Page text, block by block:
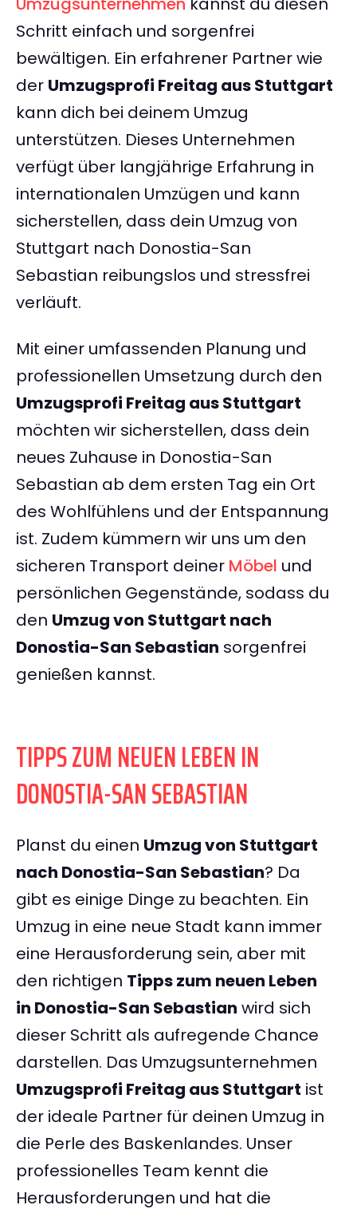
Schritt einfach und sorgenfrei
bewältigen. Ein erfahrener Partner wie
der Umzugsprofi Freitag aus Stuttgart
kann dich bei deinem Umzug
unterstützen. Dieses Unternehmen
verfügt über langjährige Erfahrung in
internationalen Umzügen und kann
sicherstellen, dass dein Umzug von
Stuttgart nach Donostia-San
Sebastian reibungslos und stressfrei
verläuft.
Mit einer umfassenden Planung und
professionellen Umsetzung durch den
Umzugsprofi Freitag aus Stuttgart
möchten wir sicherstellen, dass dein
neues Zuhause in Donostia-San
Sebastian ab dem ersten Tag ein Ort
des Wohlfühlens und der Entspannung
ist. Zudem kümmern wir uns um den
sicheren Transport deiner Möbel und
persönlichen Gegenstände, sodass du
den Umzug von Stuttgart nach
Donostia-San Sebastian sorgenfrei
genießen kannst.
TIPPS ZUM NEUEN LEBEN IN
DONOSTIA-SAN SEBASTIAN
Planst du einen Umzug von Stuttgart
nach Donostia-San Sebastian? Da
gibt es einige Dinge zu beachten. Ein
Umzug in eine neue Stadt kann immer
eine Herausforderung sein, aber mit
den richtigen Tipps zum neuen Leben
in Donostia-San Sebastian wird sich
dieser Schritt als aufregende Chance
darstellen. Das Umzugsunternehmen
Umzugsprofi Freitag aus Stuttgart ist
der ideale Partner für deinen Umzug in
die Perle des Baskenlandes. Unser
professionelles Team kennt die
Herausforderungen und hat die